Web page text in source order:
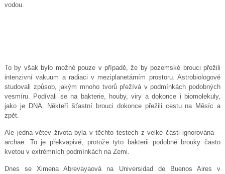
vodou.
To by však bylo možné pouze v případě, že by pozemské brouci přežili
intenzivní vakuum a radiaci v meziplanetárním prostoru. Astrobiologové
studovali způsob, jakým mnoho tvorů přežívá v podmínkách podobných
vesmíru. Podívali se na bakterie, houby, viry a dokonce i biomolekuly,
jako je DNA. Někteří šťastní brouci dokonce přežili cestu na Měsíc a
zpět.
Ale jedna větev života byla v těchto testech z velké části ignorována –
archae. To je překvapivé, protože tyto bakterii podobné brouky často
kvetou v extrémních podmínkách na Zemi.
Dnes se Ximena Abrevayaová na Universidad de Buenos Aires v